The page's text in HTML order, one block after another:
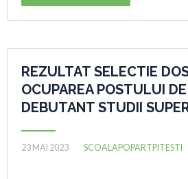
REZULTAT SELECTIE
OCUPAREA POSTULUI
DEBUTANT STUDII
23 MAI 2023 SCOALAPOPARTPITESTI